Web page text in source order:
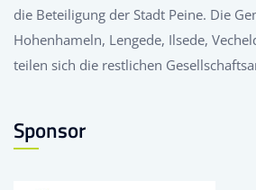
die Beteiligung der Stadt Peine. Die
Hohenhameln, Lengede, Ilsede,
teilen sich die restlichen
Sponsor